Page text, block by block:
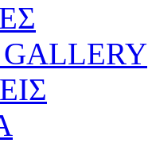
GALLERY